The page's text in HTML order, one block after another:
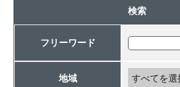
検索
フリーワード
地域 すべてを選